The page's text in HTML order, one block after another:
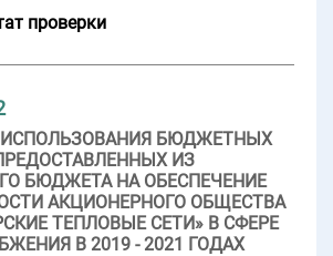
проверки
ИСПОЛЬЗОВАНИЯ БЮДЖЕТНЫХ
ИЗ
БЮДЖЕТА НА ОБЕСПЕЧЕНИЕ
АКЦИОНЕРНОГО ОБЩЕСТВА
ТЕПЛОВЫЕ СЕТИ» В СФЕРЕ
В 2019 - 2021 ГОДАХ